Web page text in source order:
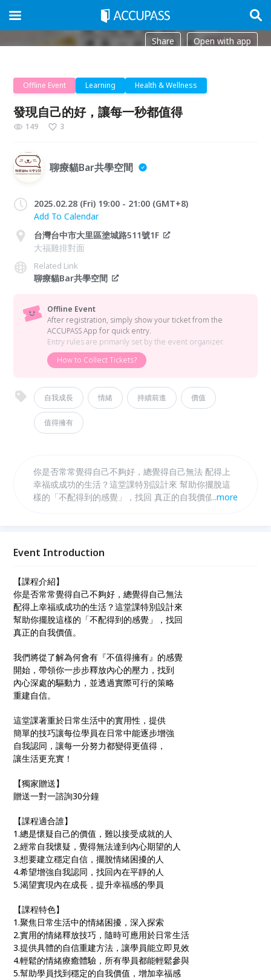
Share Open with app
Offline Event Learning Health & Wellness
發現自己的好，讓每一秒都值得
149 3
聊療貓Bar共學空間
2025.02.28 (Fri) 19:00 - 21:00 (GMT+8)
Add To Calendar
台灣台中市大里區塗城路511號1F
大福雞排對面
Related Link
聊療貓Bar共學空間
Offline Event
After registration, simply show your ticket from the
ACCUPASS App for quick entry.
Entry rules are primarily set by the event organizer.
How to Collect Tickets?
自我成長 情緒 持續前進 價值
值得擁有
你是否常常覺得自己不夠好，總覺得自己無法 配得上
幸福或成功的生活？這堂課特別設計來 幫助你擺脫這
樣的「不配得到的感覺」，找回 真正的自我價值。 我
日常生活中的實用性，提供 簡單的技巧讓每位學員在
...more
Event Introduction
【課程介紹】
你是否常常覺得自己不夠好，總覺得自己無法
配得上幸福或成功的生活？這堂課特別設計來
幫助你擺脫這樣的「不配得到的感覺」，找回
真正的自我價值。
我們將從了解為何會有『不值得擁有』的感覺
開始，帶領你一步步釋放內心的壓力，找到
內心深處的驅動力，並透過實際可行的策略
重建自信。
這堂課著重於日常生活中的實用性，提供
簡單的技巧讓每位學員在日常中能逐步增強
自我認同，讓每一分努力都變得更值得，
讓生活更充實！
【獨家贈送】
贈送一對一諮詢30分鐘
【課程適合誰】
1.總是懷疑自己的價值，難以接受成就的人
2.經常自我懷疑，覺得無法達到內心期望的人
3.想要建立穩定自信，擺脫情緒困擾的人
4.希望增強自我認同，找回內在平靜的人
5.渴望實現內在成長，提升幸福感的學員
【課程特色】
1.聚焦日常生活中的情緒困擾，深入探索
2.實用的情緒釋放技巧，隨時可應用於日常生活
3.提供具體的自信重建方法，讓學員能立即見效
4.輕鬆的情緒療癒體驗，所有學員都能輕鬆參與
5.幫助學員找到穩定的自我價值，增加幸福感